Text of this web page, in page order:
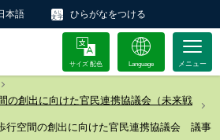
本語 ひらがなをつける
サイズ 配色 Language
の創出に向けた官民連携協議会（未来戦
行空間の創出に向けた官民連携協議会 議事